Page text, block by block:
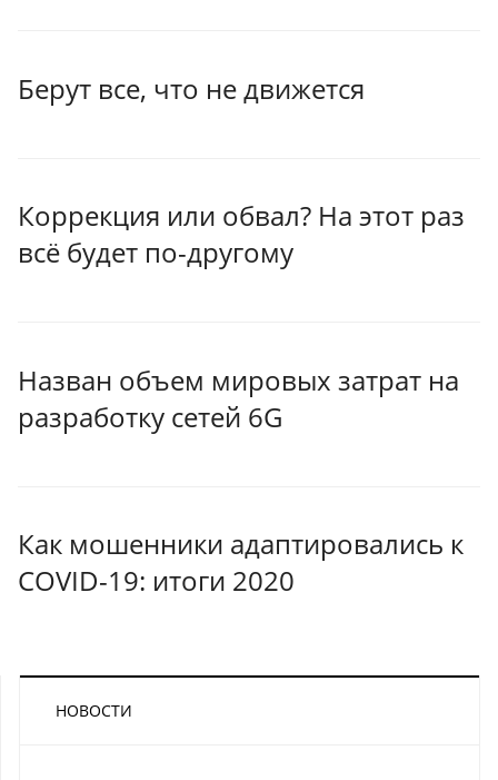
Берут все, что не движется
Коррекция или обвал? На этот раз
всё будет по-другому
Назван объем мировых затрат на
разработку сетей 6G
Как мошенники адаптировались к
COVID-19: итоги 2020
НОВОСТИ